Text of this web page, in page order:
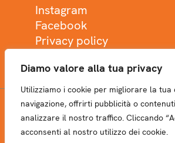
Diamo valore alla tua privacy
Utilizziamo i cookie per migliorare la tua
navigazione, offrirti pubblicità o
analizzare il nostro traffico. Cliccando
acconsenti al nostro utilizzo dei cookie.
Instagram
Facebook
Privacy policy
NEWSLETTER